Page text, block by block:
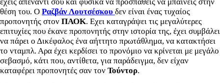
θέση του. Ο Ραζβάν Λουτσέσκου δεν είναι ένας τυχαίος
προπονητής στον ΠΑΟΚ. Εχει καταγράψει τις μεγαλύτερες
επιτυχίες που έκανε προπονητής στην ιστορία της, έχει συμβάλει
να πάρει ο Δικέφαλος ένα αήττητο πρωτάθλημα, να κατακτήσει
το νταμπλ. Αρα έχει κερδίσει το προνόμιο να κρίνεται με μεγάλο
σεβασμό, κάτι που, αντίθετα, για παράδειγμα, δεν είχαν
καταφέρει προπονητές σαν τον Τούντορ.